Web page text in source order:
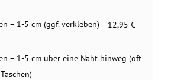
– 1-5 cm (ggf. verkleben) 12,95 €
– 1-5 cm über eine Naht hinweg (oft